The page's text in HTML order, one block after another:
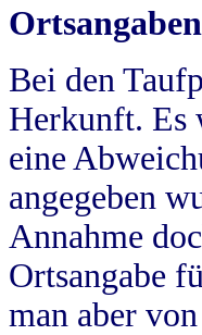
Bei den
Herkunft. Es
eine
angegeben
Annahme
Ortsangabe
man aber